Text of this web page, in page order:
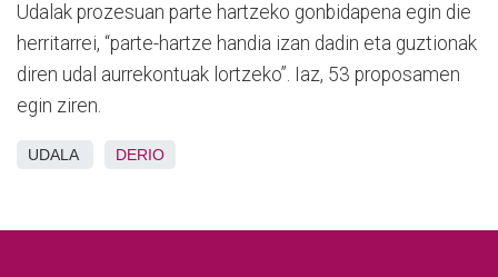
Udalak prozesuan parte hartzeko gonbidapena egin die
herritarrei, “parte-hartze handia izan dadin eta guztionak
diren udal aurrekontuak lortzeko”. Iaz, 53 proposamen
egin ziren.
UDALA DERIO